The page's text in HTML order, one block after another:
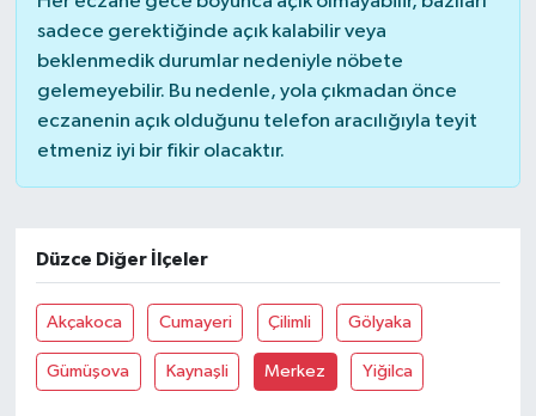
sadece gerektiğinde açık kalabilir veya
beklenmedik durumlar nedeniyle nöbete
gelemeyebilir. Bu nedenle, yola çıkmadan önce
eczanenin açık olduğunu telefon aracılığıyla teyit
etmeniz iyi bir fikir olacaktır.
Düzce Diğer İlçeler
Akçakoca Cumayeri Çilimli Gölyaka
Gümüşova Kaynaşli Merkez Yiğilca